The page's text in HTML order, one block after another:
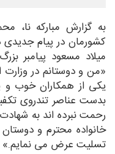
به گزارش مبارکه نا،
کشورمان در پیام
میلاد مسعود پیامبر
«من و دوستانم در
یکی از همکاران خوب و
بدست عناصر تندروی
رحمت نبرده اند به
خانواده محترم و
تسلیت عرض می نمایم.»